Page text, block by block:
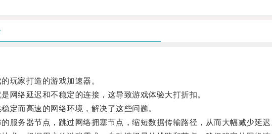
家打造的游戏加速器。
络延迟和不稳定的连接，这导致游戏体验大打折扣。
而高速的网络环境，解决了这些问题。
务器节点，跳过网络拥塞节点，缩短数据传输路径，从而大幅减少延迟